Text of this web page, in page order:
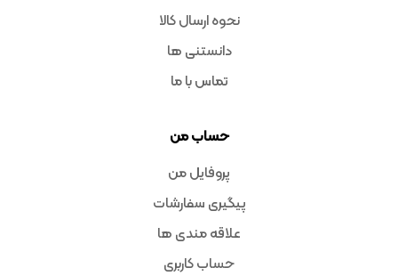
نحوه ارسال کالا
دانستنی ها
تماس با ما
حساب من
پروفایل من
پیگیری سفارشات
علاقه مندی ها
حساب کاربری